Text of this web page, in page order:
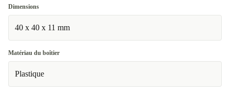
Dimensions
40 x 40 x 11 mm
Matériau du boîtier
Plastique